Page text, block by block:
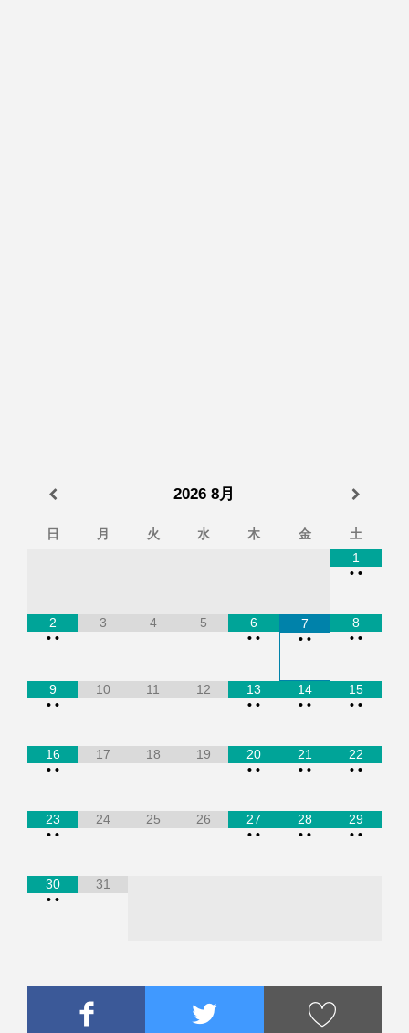
2026 8月
日 月 火 水 木 金
土
1
• •
2
• •
3 4 5
6
• •
7
• •
8
• •
9
• •
10 11 12
13
• •
14
• •
15
• •
16
• •
17 18 19
20
• •
21
• •
22
• •
23
• •
24 25 26
27
• •
28
• •
29
• •
30
• •
31